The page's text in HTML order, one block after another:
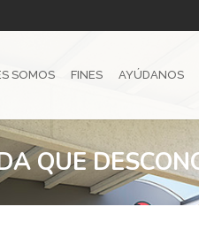
SOMOS FINES AYÚDANOS
QUE